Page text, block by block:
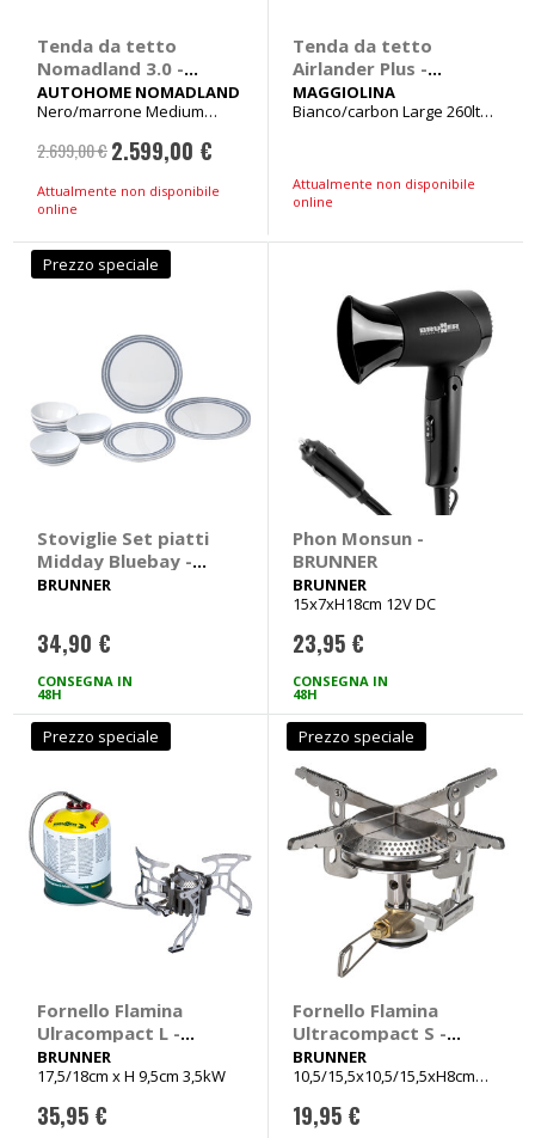
Tenda da tetto
Nomadland 3.0 -
AUTOHOME
NOMADLAND
AUTOHOME NOMADLAND
Nero/marrone Medium
2.699,00 € Prezzo
speciale
2.599,00 €
Attualmente non disponibile
online
Tenda da tetto
Airlander Plus -
MAGGIOLINA
MAGGIOLINA
Bianco/carbon Large 260lt
Attualmente non disponibile
online
Prezzo speciale
Stoviglie Set piatti
Midday Bluebay -
BRUNNER
BRUNNER
34,90 €
CONSEGNA IN
48H
Phon Monsun -
BRUNNER
BRUNNER
15x7xH18cm 12V DC
23,95 €
CONSEGNA IN
48H
Prezzo speciale
Fornello Flamina
Ulracompact L -
BRUNNER
BRUNNER
17,5/18cm x H 9,5cm 3,5kW
35,95 €
Prezzo speciale
Fornello Flamina
Ultracompact S -
BRUNNER
BRUNNER
10,5/15,5x10,5/15,5xH8cm
19,95 €